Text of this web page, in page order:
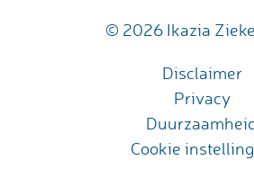
© 2026 Ikazia
Disclaimer
Privacy
Cookie